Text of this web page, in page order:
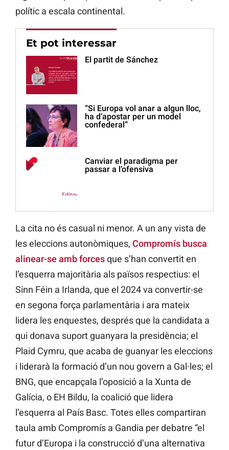
polític a escala continental.
Et pot interessar
El partit de Sánchez
“Si Europa vol anar a algun lloc,
ha d’apostar per un model
confederal”
Canviar el paradigma per
passar a l’ofensiva
La cita no és casual ni menor. A un any vista de
les eleccions autonòmiques, Compromís busca
alinear-se amb forcesque s’han convertit en
l’esquerra majoritària als països respectius: el
Sinn Féin a Irlanda, que el 2024 va convertir-se
en segona força parlamentària i ara mateix
lidera les enquestes, després que la candidata a
qui donava suport guanyara la presidència; el
Plaid Cymru, que acaba de guanyar les eleccions
i liderarà la formació d’un nou govern a Gal·les; el
BNG, que encapçala l’oposició a la Xunta de
Galícia, o EH Bildu, la coalició que lidera
l’esquerra al País Basc. Totes elles compartiran
taula amb Compromís a Gandia per debatre “el
futur d’Europa i la construcció d’una alternativa